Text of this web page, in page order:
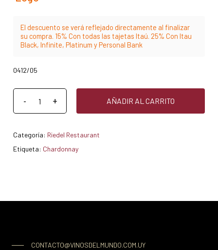
El descuento se verá reflejado directamente al finalizar
su compra. 15% Con todas las tajetas Itaú. 25% Con Itau
Black, Infinite, Platinum y Personal Bank
0412/05
AÑADIR AL CARRITO
Categoría: Riedel Restaurant
Etiqueta: Chardonnay
CONTACTO@VINOSDELMUNDO.COM.UY